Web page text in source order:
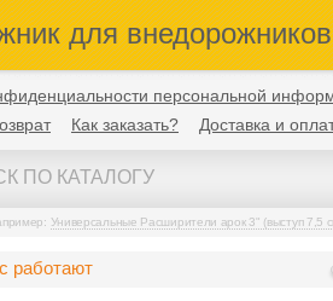
для
персональной
Как заказать? Доставка и
Универсальные Расширители арок 3" (выступ 7,5
работают